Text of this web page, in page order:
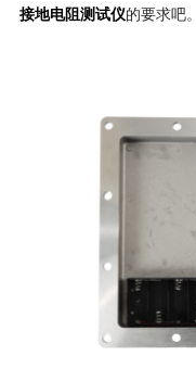
接地电阻测试仪的要求吧。